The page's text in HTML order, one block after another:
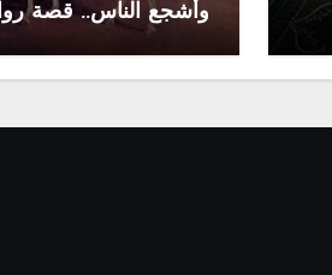
وأشجع الناس.. قصة
عمرو بن معدي كرب
الخطاب